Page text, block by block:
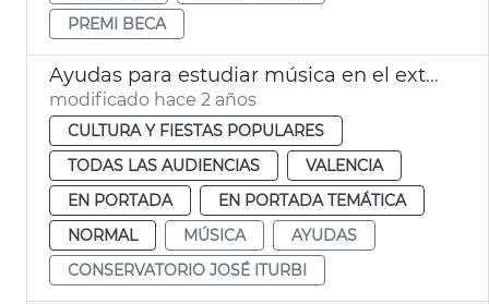
PREMI BECA
Ayudas para estudiar música en el extranjero
modificado hace 2 años
CULTURA Y FIESTAS POPULARES
TODAS LAS AUDIENCIAS
VALENCIA
EN PORTADA
EN PORTADA TEMÁTICA
NORMAL
MÚSICA
AYUDAS
CONSERVATORIO JOSÉ ITURBI